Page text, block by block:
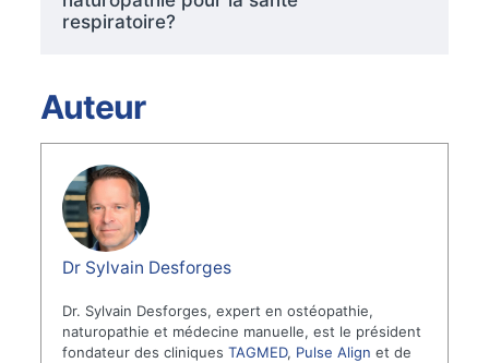
respiratoire?
Auteur
Dr Sylvain Desforges
Dr. Sylvain Desforges, expert en ostéopathie,
naturopathie et médecine manuelle, est le président
fondateur des cliniquesTAGMED, Pulse Align et de